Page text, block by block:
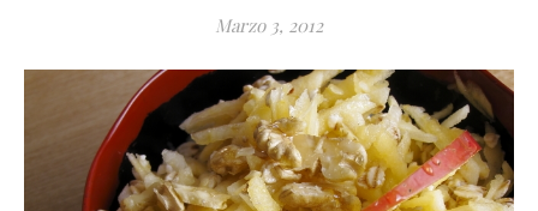
Marzo 3, 2012